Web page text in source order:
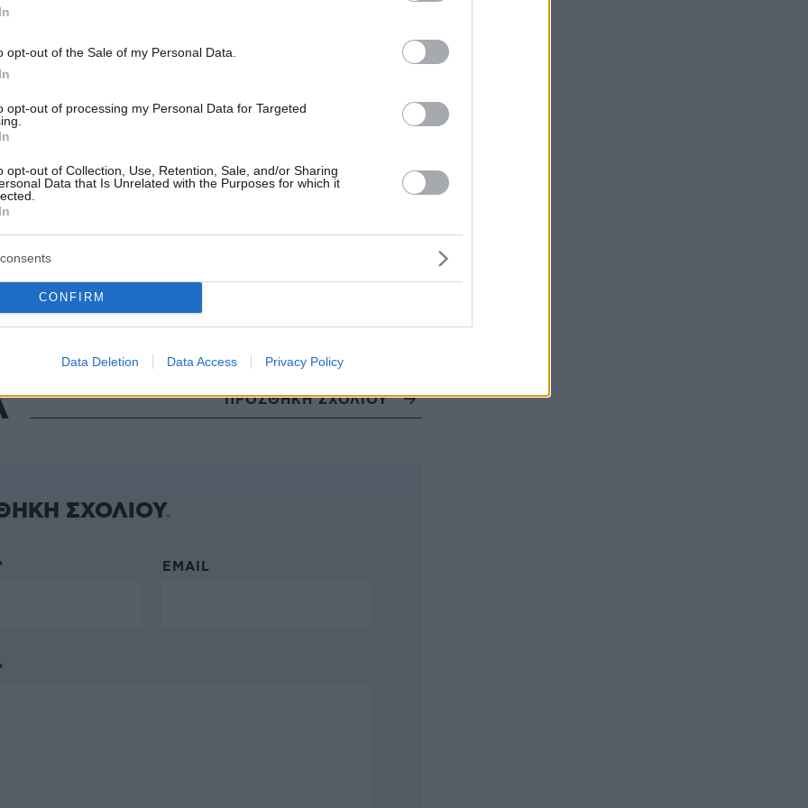
opt-out of the Sale of my Personal Data.
opt-out of processing my Personal Data for Targeted
opt-out of Collection, Use, Retention, Sale, and/or Sharing
Data that Is Unrelated with the Purposes for which it
CONFIRM
Data Deletion Data Access Privacy Policy
την αλήθεια»: Συντετριμμένοι οι
αθλήτριας που βρέθηκε νεκρή σε πισίνα
8,8 Ρίχτερ στην Καμτσάκτα «ξύπνησε»
κοιμόταν πάνω από 500 χρόνια
protothema.gr στο Google News
Ειδήσειςαπό την Ελλάδα και τον Κόσμο, τη στιγμή
ΠΡΟΣΘΗΚΗ ΣΧΟΛΙΟΥ
ΣΧΟΛΙΟΥ
EMAIL